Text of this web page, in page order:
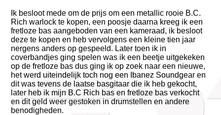
Ik besloot mede om de prijs om een metallic rooie B.C.
Rich warlock te kopen, een poosje daarna kreeg ik een
fretloze bas aangeboden van een kameraad, ik besloot
deze te kopen en heb vervolgens een kleine tien jaar
nergens anders op gespeeld. Later toen ik in
coverbandjes ging spelen was ik een beetje uitgekeken
op de fretloze bas dus ging ik op zoek naar een nieuwe,
het werd uiteindelijk toch nog een Ibanez Soundgear en
dit was tevens de laatse basgitaar die ik heb gekocht,
later heb ik mijn B.C Rich bas en fretloze bas verkocht
en dit geld weer gestoken in drumstellen en andere
benodigheden.